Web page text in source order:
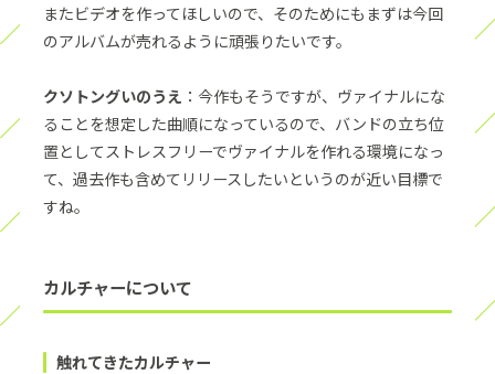
またビデオを作ってほしいので、そのためにもまずは今回
のアルバムが売れるように頑張りたいです。
クソトングいのうえ ：今作もそうですが、ヴァイナルにな
ることを想定した曲順になっているので、バンドの立ち位
置としてストレスフリーでヴァイナルを作れる環境になっ
て、過去作も含めてリリースしたいというのが近い目標で
すね。
カルチャーについて
触れてきたカルチャー